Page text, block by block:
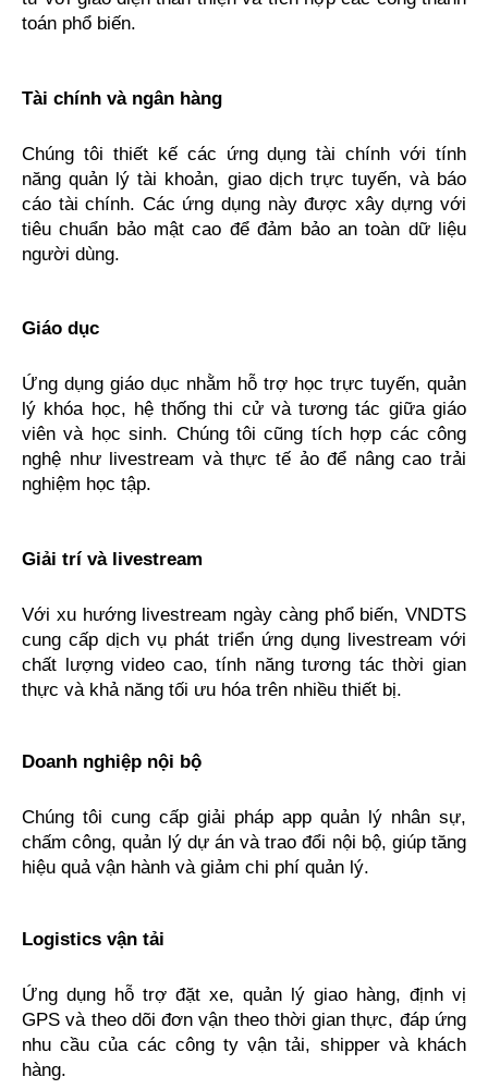
toán phổ biến.
Tài chính và ngân hàng
Chúng tôi thiết kế các ứng dụng tài chính với tính
năng quản lý tài khoản, giao dịch trực tuyến, và báo
cáo tài chính. Các ứng dụng này được xây dựng với
tiêu chuẩn bảo mật cao để đảm bảo an toàn dữ liệu
người dùng.
Giáo dục
Ứng dụng giáo dục nhằm hỗ trợ học trực tuyến, quản
lý khóa học, hệ thống thi cử và tương tác giữa giáo
viên và học sinh. Chúng tôi cũng tích hợp các công
nghệ như livestream và thực tế ảo để nâng cao trải
nghiệm học tập.
Giải trí và livestream
Với xu hướng livestream ngày càng phổ biến, VNDTS
cung cấp dịch vụ phát triển ứng dụng livestream với
chất lượng video cao, tính năng tương tác thời gian
thực và khả năng tối ưu hóa trên nhiều thiết bị.
Doanh nghiệp nội bộ
Chúng tôi cung cấp giải pháp app quản lý nhân sự,
chấm công, quản lý dự án và trao đổi nội bộ, giúp tăng
hiệu quả vận hành và giảm chi phí quản lý.
Logistics vận tải
Ứng dụng hỗ trợ đặt xe, quản lý giao hàng, định vị
GPS và theo dõi đơn vận theo thời gian thực, đáp ứng
nhu cầu của các công ty vận tải, shipper và khách
hàng.